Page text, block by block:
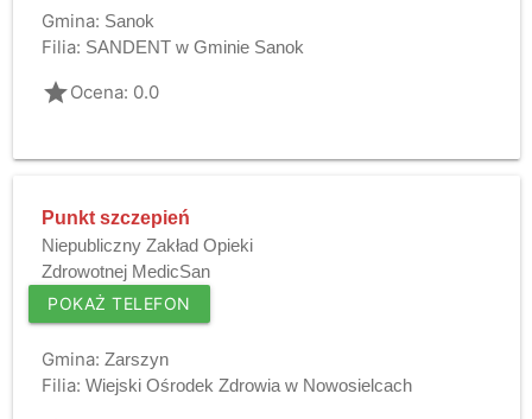
Gmina: Sanok
Filia: SANDENT w Gminie Sanok
gradeOcena: 0.0
Punkt szczepień
Niepubliczny Zakład Opieki
Zdrowotnej MedicSan
POKAŻ TELEFON
Gmina: Zarszyn
Filia: Wiejski Ośrodek Zdrowia w Nowosielcach